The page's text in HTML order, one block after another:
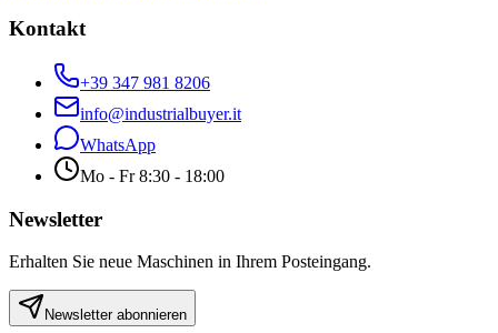
Kontakt
+39 347 981 8206
info@industrialbuyer.it
WhatsApp
Mo - Fr 8:30 - 18:00
Newsletter
Erhalten Sie neue Maschinen in Ihrem Posteingang.
Newsletter abonnieren